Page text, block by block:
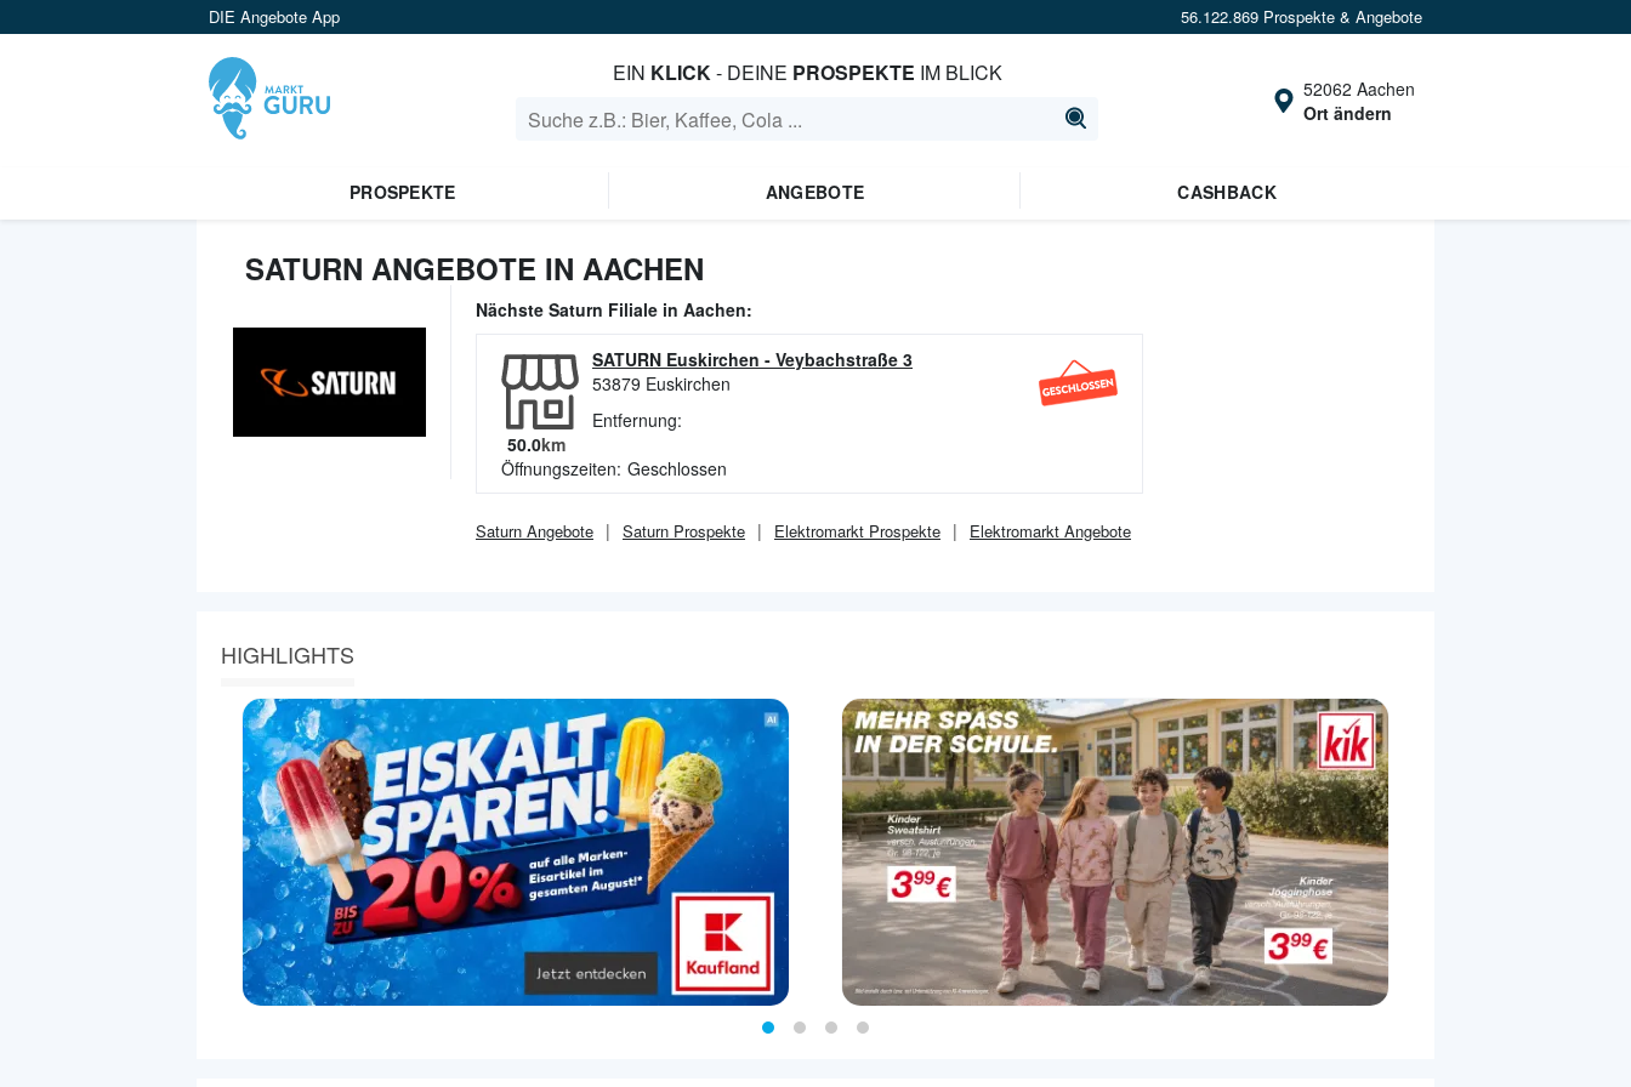
DIE Angebote App 56.122.869 Prospekte & Angebote
EIN KLICK- DEINE PROSPEKTE IM BLICK
52062 Aachen
Ort ändern
PROSPEKTE ANGEBOTE CASHBACK
SATURN ANGEBOTE IN AACHEN
Nächste Saturn Filiale in Aachen:
SATURN Euskirchen - Veybachstraße 3
53879 Euskirchen
Entfernung:
50.0km
Öffnungszeiten: Geschlossen
Saturn Angebote Saturn Prospekte Elektromarkt Prospekte Elektromarkt Angebote
HIGHLIGHTS